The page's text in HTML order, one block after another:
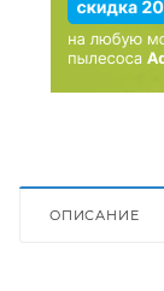
ОПИСАНИЕ